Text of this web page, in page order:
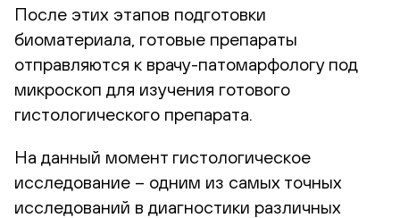
После этих этапов подготовки
биоматериала, готовые препараты
отправляются к врачу-патомарфологу под
микроскоп для изучения готового
гистологического препарата.
На данный момент гистологическое
исследование – одним из самых точных
исследований в диагностики различных